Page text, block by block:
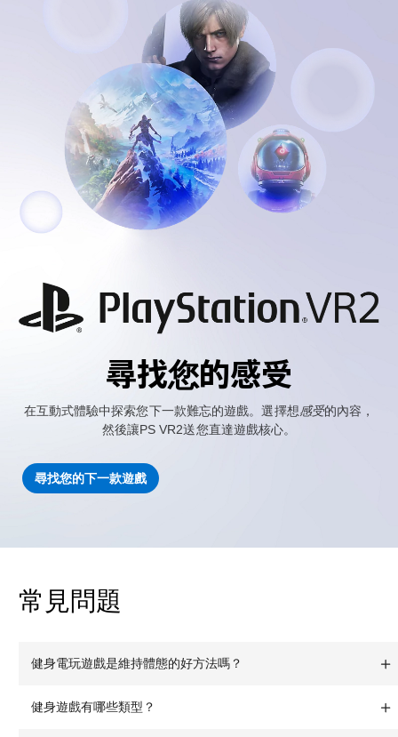
尋找您的感受
在互動式體驗中探索您下一款難忘的遊戲。選擇想感受的內容，
然後讓PS VR2送您直達遊戲核心。
尋找您的下一款遊戲
常見問題
健身電玩遊戲是維持體態的好方法嗎？
健身遊戲有哪些類型？